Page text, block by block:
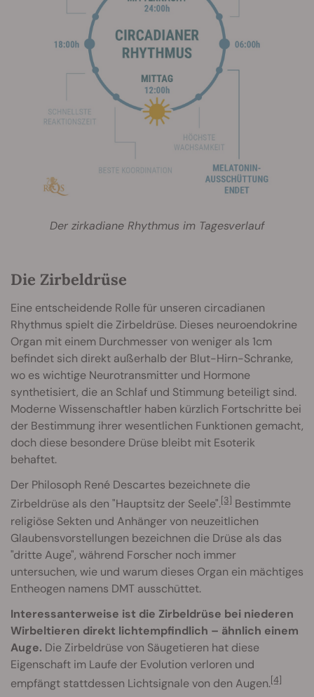
Der zirkadiane Rhythmus im Tagesverlauf
Die Zirbeldrüse
Eine entscheidende Rolle für unseren circadianen
Rhythmus spielt die Zirbeldrüse. Dieses neuroendokrine
Organ mit einem Durchmesser von weniger als 1cm
befindet sich direkt außerhalb der Blut-Hirn-Schranke,
wo es wichtige Neurotransmitter und Hormone
synthetisiert, die an Schlaf und Stimmung beteiligt sind.
Moderne Wissenschaftler haben kürzlich Fortschritte bei
der Bestimmung ihrer wesentlichen Funktionen gemacht,
doch diese besondere Drüse bleibt mit Esoterik
behaftet.
Der Philosoph René Descartes bezeichnete die
Zirbeldrüse als den "Hauptsitz der Seele".[3] Bestimmte
religiöse Sekten und Anhänger von neuzeitlichen
Glaubensvorstellungen bezeichnen die Drüse als das
"dritte Auge", während Forscher noch immer
untersuchen, wie und warum dieses Organ ein mächtiges
Entheogen namens DMT ausschüttet.
Interessanterweise ist die Zirbeldrüse bei niederen
Wirbeltieren direkt lichtempfindlich – ähnlich einem
Auge. Die Zirbeldrüse von Säugetieren hat diese
Eigenschaft im Laufe der Evolution verloren und
empfängt stattdessen Lichtsignale von den Augen.[4]